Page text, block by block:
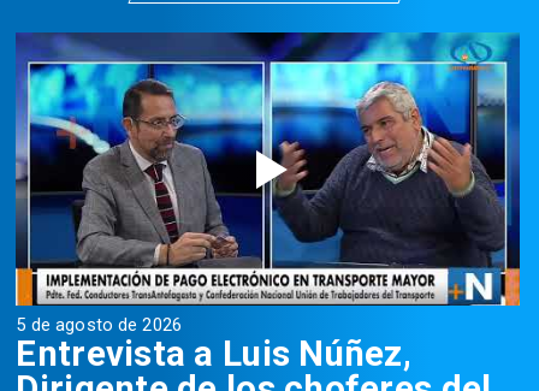
5 de agosto de 2026
Entrevista a Luis Núñez,